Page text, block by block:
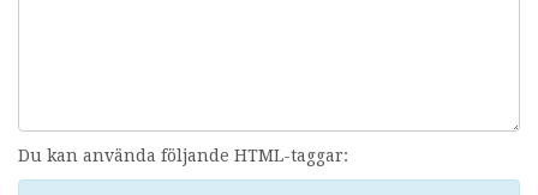
Du kan använda följande HTML-taggar: